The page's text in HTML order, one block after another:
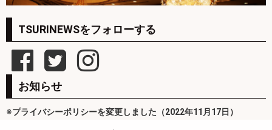
TSURINEWSをフォローする
お知らせ
※プライバシーポリシーを変更しました（2022年11月17日）